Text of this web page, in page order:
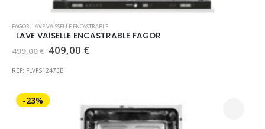
FAGOR, LAVE VAISSELLE ENCASTRABLE
LAVE VAISELLE ENCASTRABLE FAGOR
499,00€ Le
initial
409,00 €Le
REF: FLVFS1247EB
-23%